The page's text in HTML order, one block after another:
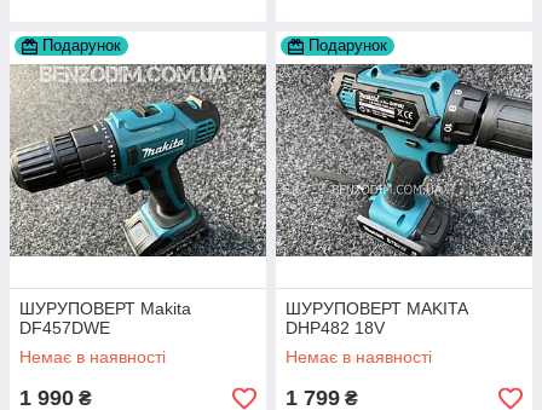
Подарунок
ШУРУПОВЕРТ Makita
DF457DWE
Немає в наявності
1 990 ₴
Подарунок
ШУРУПОВЕРТ MAKITA
DHP482 18V
Немає в наявності
1 799 ₴